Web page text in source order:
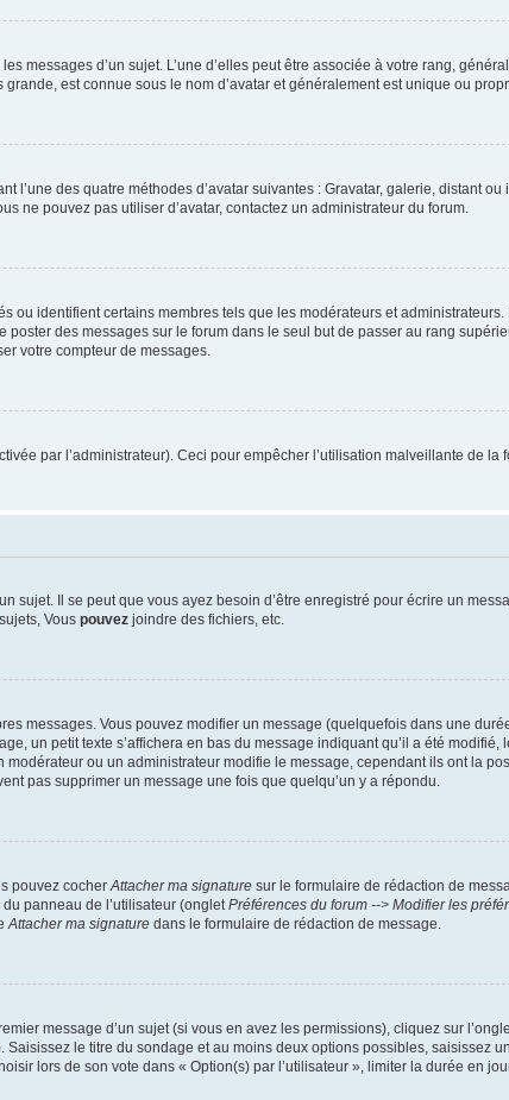
messages d’un sujet. L’une d’elles peut être associée à votre rang,
est connue sous le nom d’avatar et généralement est unique ou
des quatre méthodes d’avatar suivantes : Gravatar, galerie, distant ou
ne pouvez pas utiliser d’avatar, contactez un administrateur du forum.
ou identifient certains membres tels que les modérateurs et
des messages sur le forum dans le seul but de passer au rang
votre compteur de messages.
par l’administrateur). Ceci pour empêcher l’utilisation malveillante de la
sujet. Il se peut que vous ayez besoin d’être enregistré pour écrire un
Vous pouvez joindre des fichiers, etc.
messages. Vous pouvez modifier un message (quelquefois dans une
un petit texte s’affichera en bas du message indiquant qu’il a été modifié,
ou un administrateur modifie le message, cependant ils ont la
pas supprimer un message une fois que quelqu’un y a répondu.
pouvez cocher Attacher ma signature sur le formulaire de rédaction de
panneau de l’utilisateur (onglet Préférences du forum --> Modifier les
Attacher ma signature dans le formulaire de rédaction de message.
message d’un sujet (si vous en avez les permissions), cliquez sur
le titre du sondage et au moins deux options possibles, saisissez
lors de son vote dans « Option(s) par l’utilisateur », limiter la durée en